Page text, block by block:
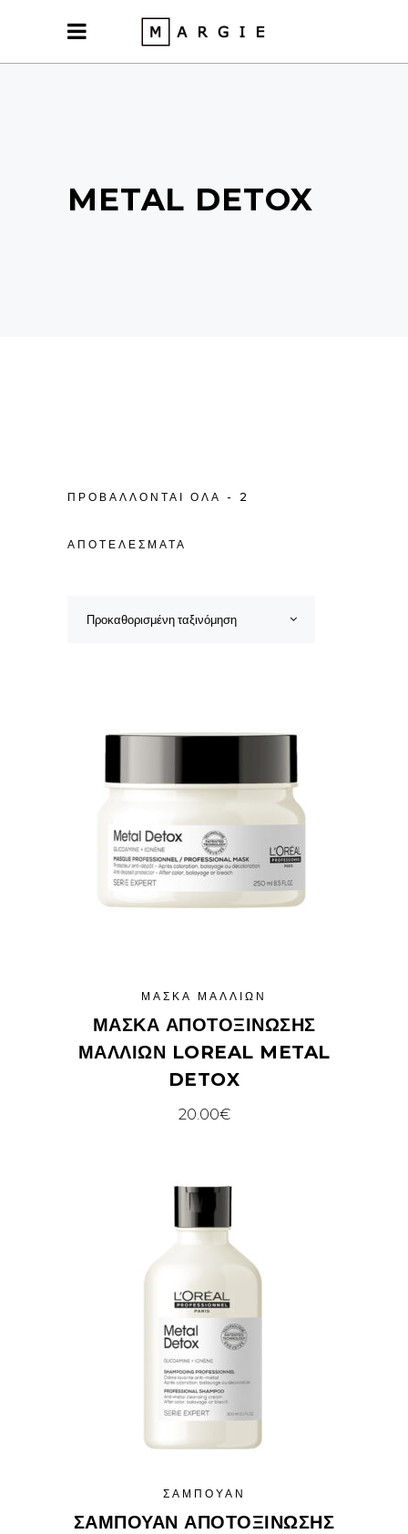
METAL DETOX
ΠΡΟΒΆΛΛΟΝΤΑΙ ΌΛΑ - 2
ΑΠΟΤΕΛΈΣΜΑΤΑ
Προκαθορισμένη ταξινόμηση
ΜΆΣΚΑ ΜΑΛΛΙΏΝ
ΜΆΣΚΑ ΑΠΟΤΟΞΊΝΩΣΗΣ
ΜΑΛΛΙΏΝ LOREAL METAL
DETOX
20.00€
ΣΑΜΠΟΥΆΝ
ΣΑΜΠΟΥΆΝ ΑΠΟΤΟΞΊΝΩΣΗΣ